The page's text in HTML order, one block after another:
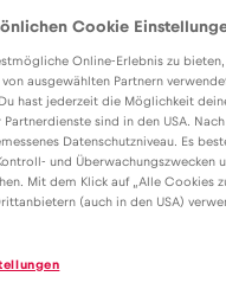
Cookie
Online-Erlebnis zu
ausgewählten Partnern
hast jederzeit die Möglichkeit
Partnerdienste sind in den USA.
Datenschutzniveau. Es
und Überwachungszwecken
Mit dem Klick auf „Alle Cookies
(auch in den USA)